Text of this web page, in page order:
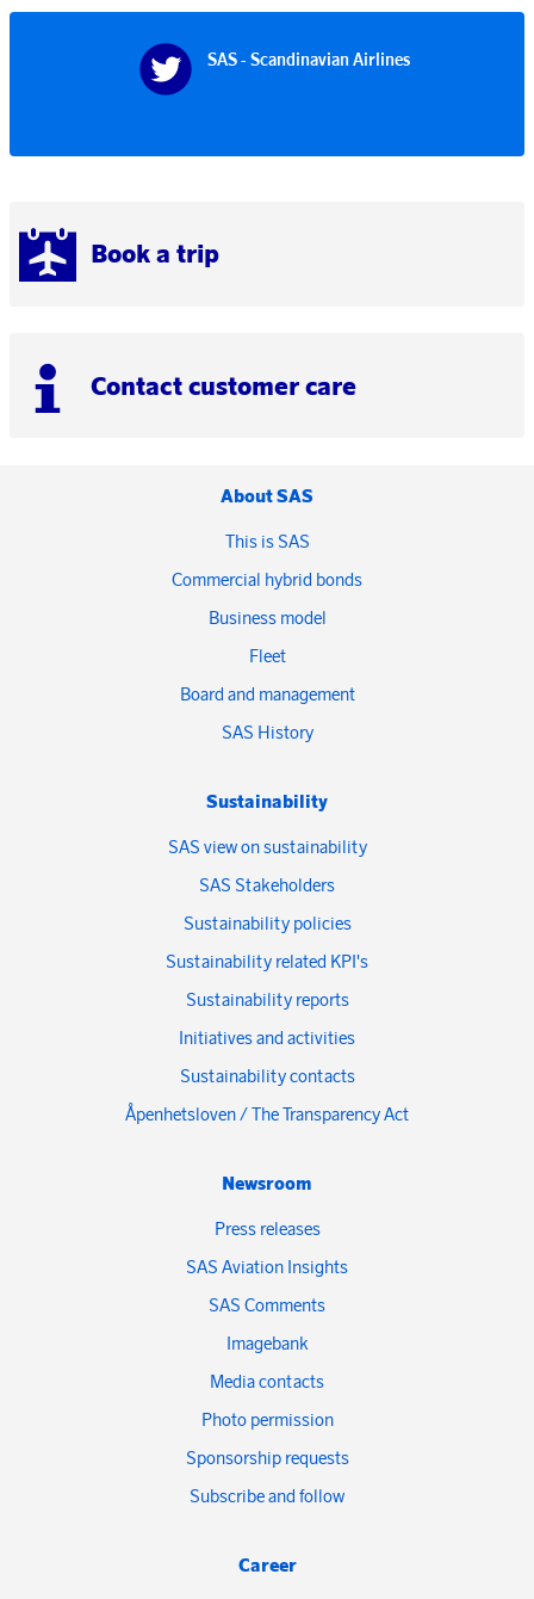
Book a trip
Contact customer care
SAS - Scandinavian Airlines
About SAS
This is SAS
Commercial hybrid bonds
Business model
Fleet
Board and management
SAS History
Sustainability
SAS view on sustainability
SAS Stakeholders
Sustainability policies
Sustainability related KPI's
Sustainability reports
Initiatives and activities
Sustainability contacts
Åpenhetsloven / The Transparency Act
Newsroom
Press releases
SAS Aviation Insights
SAS Comments
Imagebank
Media contacts
Photo permission
Sponsorship requests
Subscribe and follow
Career